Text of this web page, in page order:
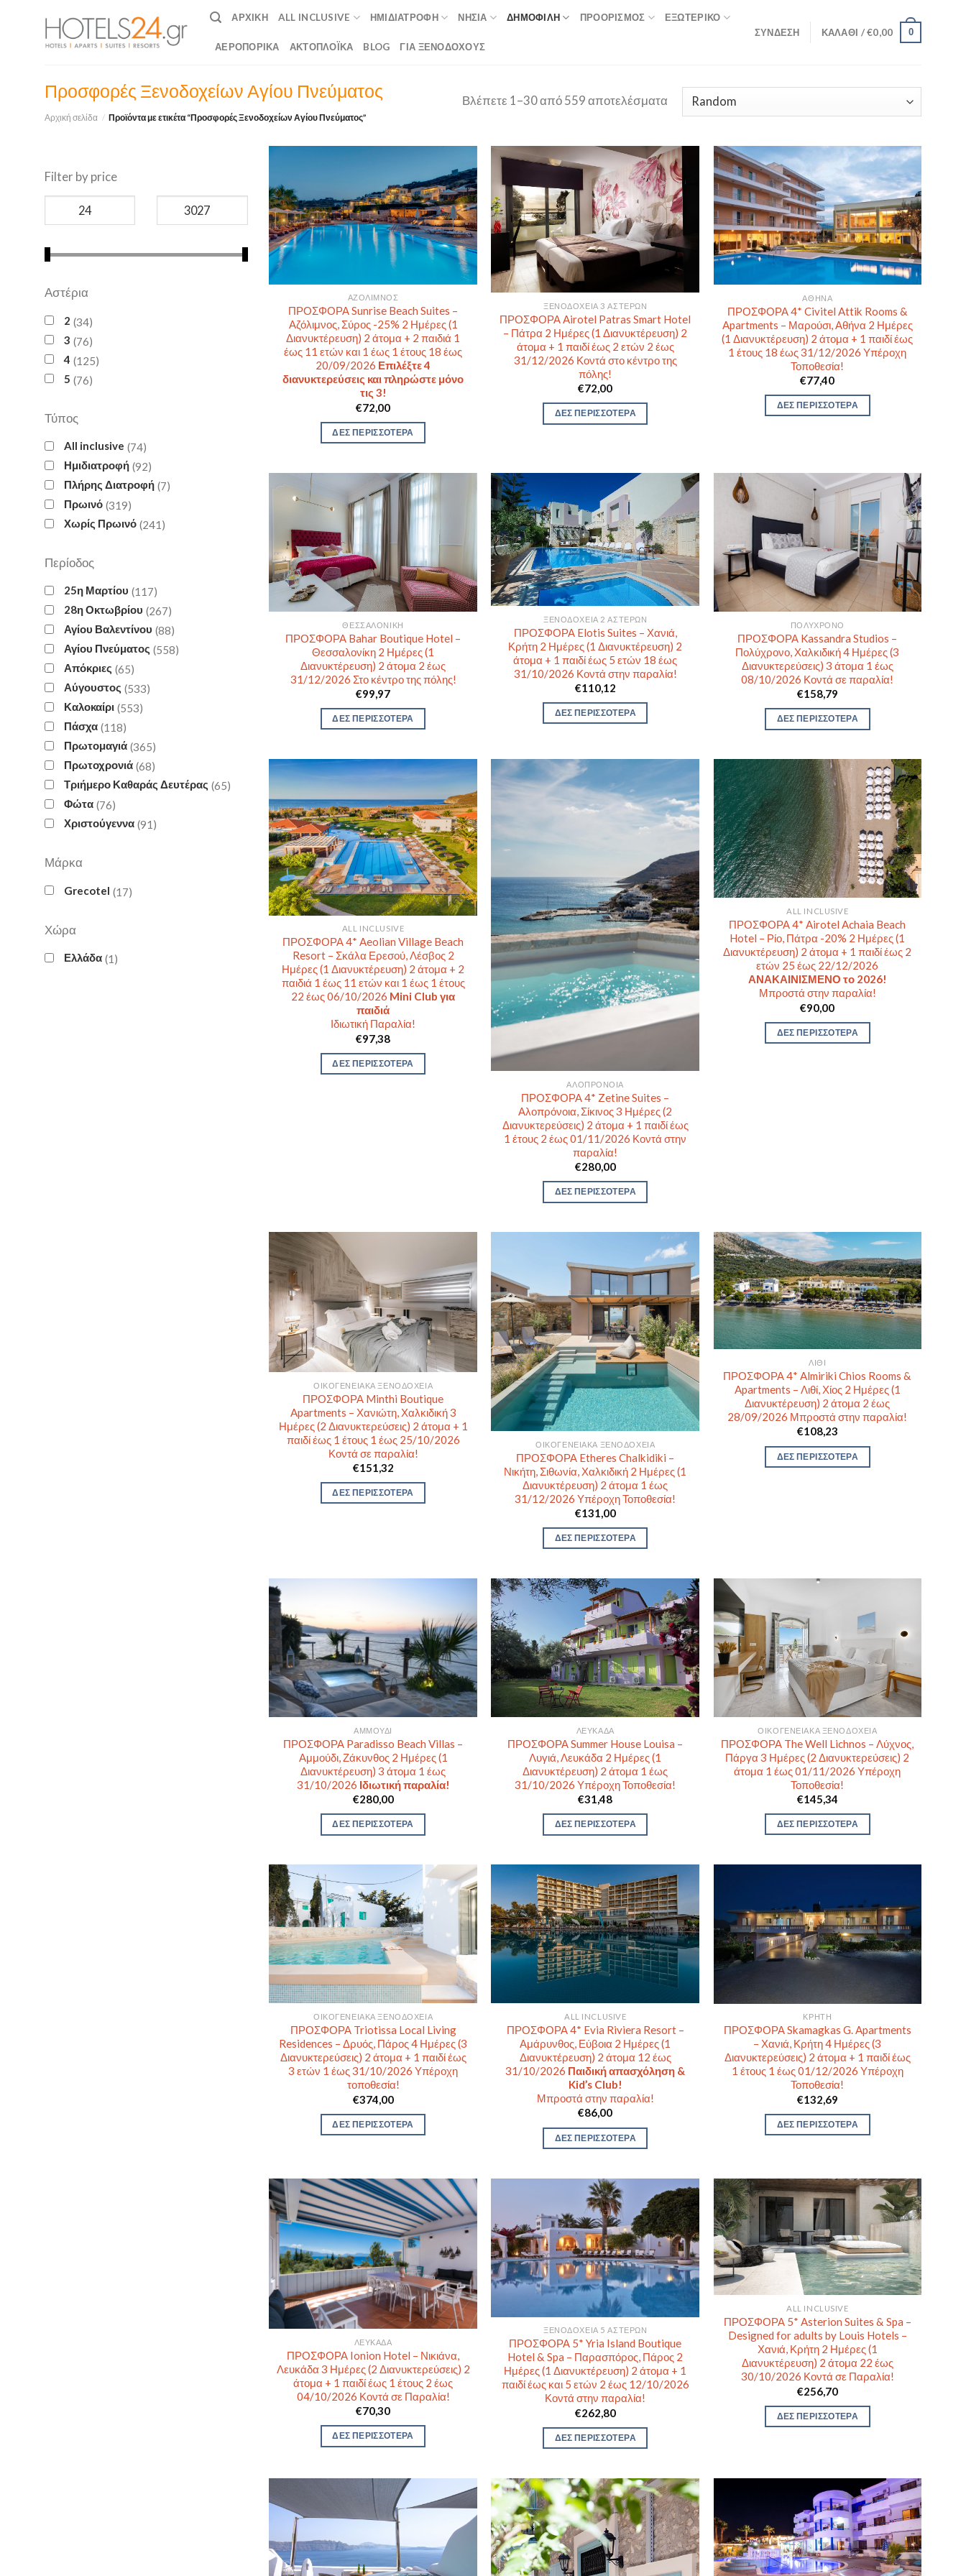
ΑΡΧΙΚΉ ALL INCLUSIVE ΗΜΙΔΙΑΤΡΟΦΉ ΝΗΣΙΆ ΔΗΜΟΦΙΛΉ ΠΡΟΟΡΙΣΜΟΣ ΕΞΩΤΕΡΙΚΌ
ΑΕΡΟΠΟΡΙΚΆ ΑΚΤΟΠΛΟΪΚΆ BLOG ΓΙΑ ΞΕΝΟΔΟΧΟΥΣ
ΣΎΝΔΕΣΗ ΚΑΛΆΘΙ /€0,00 0
Προσφορές Ξενοδοχείων Αγίου Πνεύματος
Αρχική σελίδα / Προϊόντα με ετικέτα “Προσφορές Ξενοδοχείων Αγίου Πνεύματος”
Βλέπετε 1–30 από 559 αποτελέσματα
Filter by price
Αστέρια
2 34
3 76
4 125
5 76
Τύπος
All inclusive 74
Ημιδιατροφή 92
Πλήρης Διατροφή 7
Πρωινό 319
Χωρίς Πρωινό 241
Περίοδος
25η Μαρτίου 117
28η Οκτωβρίου 267
Αγίου Βαλεντίνου 88
Αγίου Πνεύματος 558
Απόκριες 65
Αύγουστος 533
Καλοκαίρι 553
Πάσχα 118
Πρωτομαγιά 365
Πρωτοχρονιά 68
Τριήμερο Καθαράς Δευτέρας 65
Φώτα 76
Χριστούγεννα 91
Μάρκα
Grecotel 17
Χώρα
Ελλάδα 1
ΑΖΌΛΙΜΝΟΣ
ΠΡΟΣΦΟΡΑ Sunrise Beach Suites –
Αζόλιμνος, Σύρος -25% 2 Ημέρες (1
Διανυκτέρευση) 2 άτομα + 2 παιδιά 1
έως 11 ετών και 1 έως 1 έτους 18 έως
20/09/2026 Επιλέξτε 4
διανυκτερεύσεις και πληρώστε μόνο
τις 3!
€72,00
ΔΕΣ ΠΕΡΙΣΣΟΤΕΡΑ
ΞΕΝΟΔΟΧΕΊΑ 3 ΑΣΤΈΡΩΝ
ΠΡΟΣΦΟΡΑ Airotel Patras Smart Hotel
– Πάτρα 2 Ημέρες (1 Διανυκτέρευση) 2
άτομα + 1 παιδί έως 2 ετών 2 έως
31/12/2026 Κοντά στο κέντρο της
πόλης!
€72,00
ΔΕΣ ΠΕΡΙΣΣΟΤΕΡΑ
ΑΘΉΝΑ
ΠΡΟΣΦΟΡΑ 4* Civitel Attik Rooms &
Apartments – Μαρούσι, Αθήνα 2 Ημέρες
(1 Διανυκτέρευση) 2 άτομα + 1 παιδί έως
1 έτους 18 έως 31/12/2026 Υπέροχη
Τοποθεσία!
€77,40
ΔΕΣ ΠΕΡΙΣΣΟΤΕΡΑ
ΘΕΣΣΑΛΟΝΊΚΗ
ΠΡΟΣΦΟΡΑ Bahar Boutique Hotel –
Θεσσαλονίκη 2 Ημέρες (1
Διανυκτέρευση) 2 άτομα 2 έως
31/12/2026 Στο κέντρο της πόλης!
€99,97
ΔΕΣ ΠΕΡΙΣΣΟΤΕΡΑ
ΞΕΝΟΔΟΧΕΊΑ 2 ΑΣΤΈΡΩΝ
ΠΡΟΣΦΟΡΑ Elotis Suites – Χανιά,
Κρήτη 2 Ημέρες (1 Διανυκτέρευση) 2
άτομα + 1 παιδί έως 5 ετών 18 έως
31/10/2026 Κοντά στην παραλία!
€110,12
ΔΕΣ ΠΕΡΙΣΣΟΤΕΡΑ
ΠΟΛΎΧΡΟΝΟ
ΠΡΟΣΦΟΡΑ Kassandra Studios –
Πολύχρονο, Χαλκιδική 4 Ημέρες (3
Διανυκτερεύσεις) 3 άτομα 1 έως
08/10/2026 Κοντά σε παραλία!
€158,79
ΔΕΣ ΠΕΡΙΣΣΟΤΕΡΑ
ALL INCLUSIVE
ΠΡΟΣΦΟΡΑ 4* Aeolian Village Beach
Resort – Σκάλα Ερεσού, Λέσβος 2
Ημέρες (1 Διανυκτέρευση) 2 άτομα + 2
παιδιά 1 έως 11 ετών και 1 έως 1 έτους
22 έως 06/10/2026 Mini Club για
παιδιά
Ιδιωτική Παραλία!
€97,38
ΔΕΣ ΠΕΡΙΣΣΟΤΕΡΑ
ΑΛΟΠΡΌΝΟΙΑ
ΠΡΟΣΦΟΡΑ 4* Zetine Suites –
Αλοπρόνοια, Σίκινος 3 Ημέρες (2
Διανυκτερεύσεις) 2 άτομα + 1 παιδί έως
1 έτους 2 έως 01/11/2026 Κοντά στην
παραλία!
€280,00
ΔΕΣ ΠΕΡΙΣΣΟΤΕΡΑ
ALL INCLUSIVE
ΠΡΟΣΦΟΡΑ 4* Airotel Achaia Beach
Hotel – Ρίο, Πάτρα -20% 2 Ημέρες (1
Διανυκτέρευση) 2 άτομα + 1 παιδί έως 2
ετών 25 έως 22/12/2026
ΑΝΑΚΑΙΝΙΣΜΕΝΟ το 2026!
Μπροστά στην παραλία!
€90,00
ΔΕΣ ΠΕΡΙΣΣΟΤΕΡΑ
ΟΙΚΟΓΕΝΕΙΑΚΆ ΞΕΝΟΔΟΧΕΊΑ
ΠΡΟΣΦΟΡΑ Minthi Boutique
Apartments – Χανιώτη, Χαλκιδική 3
Ημέρες (2 Διανυκτερεύσεις) 2 άτομα + 1
παιδί έως 1 έτους 1 έως 25/10/2026
Κοντά σε παραλία!
€151,32
ΔΕΣ ΠΕΡΙΣΣΟΤΕΡΑ
ΟΙΚΟΓΕΝΕΙΑΚΆ ΞΕΝΟΔΟΧΕΊΑ
ΠΡΟΣΦΟΡΑ Etheres Chalkidiki –
Νικήτη, Σιθωνία, Χαλκιδική 2 Ημέρες (1
Διανυκτέρευση) 2 άτομα 1 έως
31/12/2026 Υπέροχη Τοποθεσία!
€131,00
ΔΕΣ ΠΕΡΙΣΣΟΤΕΡΑ
ΛΙΘΊ
ΠΡΟΣΦΟΡΑ 4* Almiriki Chios Rooms &
Apartments – Λιθί, Χίος 2 Ημέρες (1
Διανυκτέρευση) 2 άτομα 2 έως
28/09/2026 Μπροστά στην παραλία!
€108,23
ΔΕΣ ΠΕΡΙΣΣΟΤΕΡΑ
ΑΜΜΟΎΔΙ
ΠΡΟΣΦΟΡΑ Paradisso Beach Villas –
Αμμούδι, Ζάκυνθος 2 Ημέρες (1
Διανυκτέρευση) 3 άτομα 1 έως
31/10/2026 Ιδιωτική παραλία!
€280,00
ΔΕΣ ΠΕΡΙΣΣΟΤΕΡΑ
ΛΕΥΚΆΔΑ
ΠΡΟΣΦΟΡΑ Summer House Louisa –
Λυγιά, Λευκάδα 2 Ημέρες (1
Διανυκτέρευση) 2 άτομα 1 έως
31/10/2026 Υπέροχη Τοποθεσία!
€31,48
ΔΕΣ ΠΕΡΙΣΣΟΤΕΡΑ
ΟΙΚΟΓΕΝΕΙΑΚΆ ΞΕΝΟΔΟΧΕΊΑ
ΠΡΟΣΦΟΡΑ The Well Lichnos – Λύχνος,
Πάργα 3 Ημέρες (2 Διανυκτερεύσεις) 2
άτομα 1 έως 01/11/2026 Υπέροχη
Τοποθεσία!
€145,34
ΔΕΣ ΠΕΡΙΣΣΟΤΕΡΑ
ΟΙΚΟΓΕΝΕΙΑΚΆ ΞΕΝΟΔΟΧΕΊΑ
ΠΡΟΣΦΟΡΑ Triotissa Local Living
Residences – Δρυός, Πάρος 4 Ημέρες (3
Διανυκτερεύσεις) 2 άτομα + 1 παιδί έως
3 ετών 1 έως 31/10/2026 Υπέροχη
τοποθεσία!
€374,00
ΔΕΣ ΠΕΡΙΣΣΟΤΕΡΑ
ALL INCLUSIVE
ΠΡΟΣΦΟΡΑ 4* Evia Riviera Resort –
Αμάρυνθος, Εύβοια 2 Ημέρες (1
Διανυκτέρευση) 2 άτομα 12 έως
31/10/2026 Παιδική απασχόληση &
Kid’s Club!
Μπροστά στην παραλία!
€86,00
ΔΕΣ ΠΕΡΙΣΣΟΤΕΡΑ
ΚΡΉΤΗ
ΠΡΟΣΦΟΡΑ Skamagkas G. Apartments
– Χανιά, Κρήτη 4 Ημέρες (3
Διανυκτερεύσεις) 2 άτομα + 1 παιδί έως
1 έτους 1 έως 01/12/2026 Υπέροχη
Τοποθεσία!
€132,69
ΔΕΣ ΠΕΡΙΣΣΟΤΕΡΑ
ΛΕΥΚΆΔΑ
ΠΡΟΣΦΟΡΑ Ionion Hotel – Νικιάνα,
Λευκάδα 3 Ημέρες (2 Διανυκτερεύσεις) 2
άτομα + 1 παιδί έως 1 έτους 2 έως
04/10/2026 Κοντά σε Παραλία!
€70,30
ΔΕΣ ΠΕΡΙΣΣΟΤΕΡΑ
ΞΕΝΟΔΟΧΕΊΑ 5 ΑΣΤΈΡΩΝ
ΠΡΟΣΦΟΡΑ 5* Yria Island Boutique
Hotel & Spa – Παρασπόρος, Πάρος 2
Ημέρες (1 Διανυκτέρευση) 2 άτομα + 1
παιδί έως και 5 ετών 2 έως 12/10/2026
Κοντά στην παραλία!
€262,80
ΔΕΣ ΠΕΡΙΣΣΟΤΕΡΑ
ALL INCLUSIVE
ΠΡΟΣΦΟΡΑ 5* Asterion Suites & Spa –
Designed for adults by Louis Hotels –
Χανιά, Κρήτη 2 Ημέρες (1
Διανυκτέρευση) 2 άτομα 22 έως
30/10/2026 Κοντά σε Παραλία!
€256,70
ΔΕΣ ΠΕΡΙΣΣΟΤΕΡΑ